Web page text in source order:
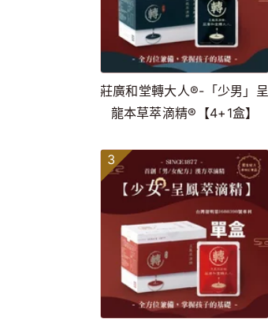
莊廣和堂轉大人®-「少男」呈
龍本草萃滴精®【4+1盒】
3